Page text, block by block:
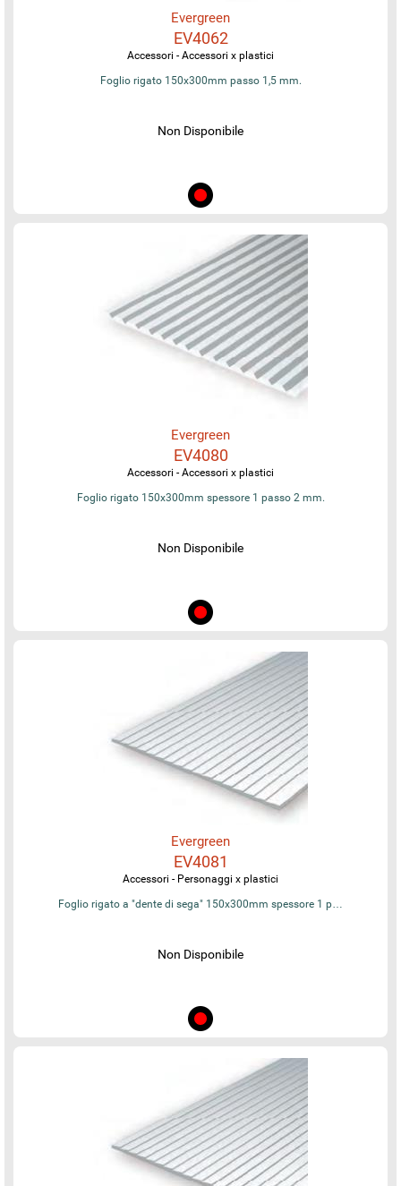
Evergreen
EV4062
Accessori - Accessori x plastici
Foglio rigato 150x300mm passo 1,5 mm.
Non Disponibile
Evergreen
EV4080
Accessori - Accessori x plastici
Foglio rigato 150x300mm spessore 1 passo 2 mm.
Non Disponibile
Evergreen
EV4081
Accessori - Personaggi x plastici
Foglio rigato a "dente di sega" 150x300mm spessore 1 p…
Non Disponibile